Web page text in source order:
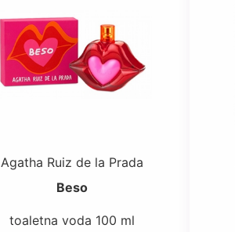
Agatha Ruiz de la Prada
Beso
toaletna voda 100 ml